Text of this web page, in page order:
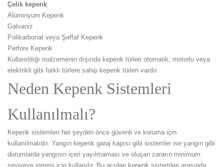
Çelik kepenk
Alüminyum Kepenk
Galvaniz
Polikarbonat veya Şeffaf Kepenk
Perfore Kepenk
Kullanıldığı malzemenin dışında kepenk türleri otomatik, motorlu veya
elektrikli gibi farklı türlere sahip kepenk türleri vardır.
Neden Kepenk Sistemleri
Kullanılmalı?
Kepenk sistemleri her şeyden önce güvenli ve koruma için
kullanılmalıdır. Yangın kepenk garaj kapısı gibi sistemler ise yangın gibi
durumlarda yangının içeri yayılmaması ve oluşan zararın minimum
seviyeye inmesi için kullanılır. Bu açıdan kepenk sistemleri arasında